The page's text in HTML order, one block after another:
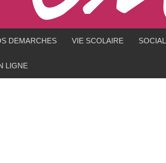
DEMARCHES VIE SCOLAIRE SOCIAL
LIGNE